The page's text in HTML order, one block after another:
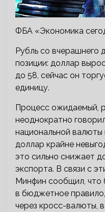
ФБА «Экономика
Рубль со вчерашнего
позиции: доллар
до 58, сейчас он
единицу.
Процесс ожидаемый,
неоднократно
национальной валюты
доллар крайне
это сильно снижает
экспорта. В связи с
Минфин сообщил, что
в бюджетное
через кросс-валюты,